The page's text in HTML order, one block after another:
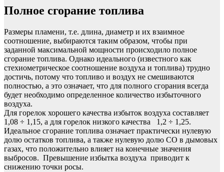
Полное сгорание топлива
Размеры пламени, т.е. длина, диаметр и их взаимное
соотношение, выбираются таким образом, чтобы при
заданной максимальной мощности происходило полное
сгорание топлива. Однако идеального (известного как
стехиометрическое соотношение воздуха и топлива) трудно
достичь, потому что топливо и воздух не смешиваются
полностью, а это означает, что для полного сгорания всегда
будет необходимо определенное количество избыточного
воздуха.
Для горелок хорошего качества избыток воздуха составляет
1,08 ÷ 1,15, а для горелок низкого качества 1,2 ÷ 1,25.
Идеальное сгорание топлива означает практически нулевую
долю остатков топлива, а также нулевую долю СО в дымовых
газах, что положительно влияет на конечные значения
выбросов. Превышение избытка воздуха приводит к
снижению точки росы.